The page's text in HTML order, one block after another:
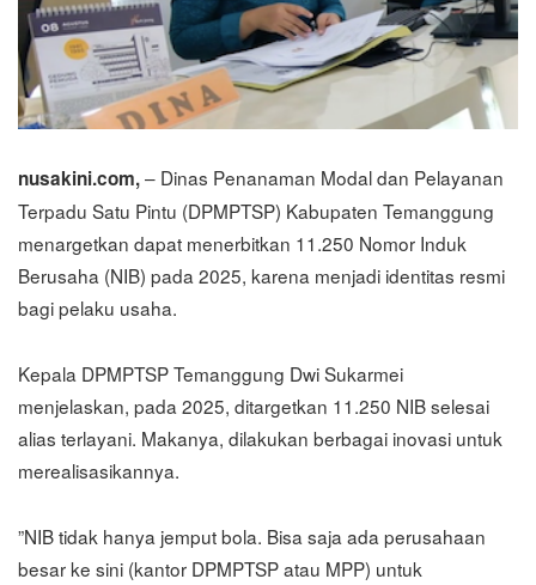
nusakini.com,– Dinas Penanaman Modal dan Pelayanan
Terpadu Satu Pintu (DPMPTSP) Kabupaten Temanggung
menargetkan dapat menerbitkan 11.250 Nomor Induk
Berusaha (NIB) pada 2025, karena menjadi identitas resmi
bagi pelaku usaha.
‎‎Kepala DPMPTSP Temanggung Dwi Sukarmei
menjelaskan, pada 2025, ditargetkan 11.250 NIB selesai
alias terlayani. Makanya, dilakukan berbagai inovasi untuk
merealisasikannya.
‎‎”NIB tidak hanya jemput bola. Bisa saja ada perusahaan
besar ke sini (kantor DPMPTSP atau MPP) untuk